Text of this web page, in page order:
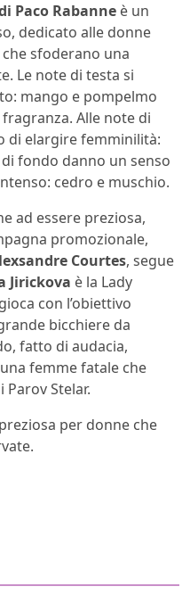
Paco Rabanne è un
dedicato alle donne
sfoderano una
Le note di testa si
mango e pompelmo
Alle note di
di elargire femminilità:
fondo danno un senso
cedro e muschio.
ad essere preziosa,
promozionale,
Courtes, segue
Jirickova è la Lady
con l’obiettivo
bicchiere da
fatto di audacia,
femme fatale che
Stelar.
per donne che